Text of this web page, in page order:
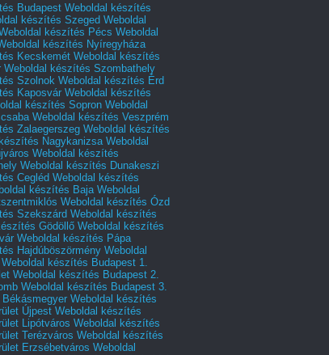
Budapest Weboldal készítés
készítés Szeged Weboldal
készítés Pécs Weboldal
készítés Nyíregyháza
Kecskemét Weboldal készítés
Weboldal készítés Szombathely
Szolnok Weboldal készítés Érd
Kaposvár Weboldal készítés
készítés Sopron Weboldal
Weboldal készítés Veszprém
Zalaegerszeg Weboldal készítés
Nagykanizsa Weboldal
Weboldal készítés
Weboldal készítés Dunakeszi
Cegléd Weboldal készítés
készítés Baja Weboldal
Weboldal készítés Ózd
Szekszárd Weboldal készítés
Gödöllő Weboldal készítés
Weboldal készítés Pápa
Hajdúböszörmény Weboldal
Weboldal készítés Budapest 1.
Weboldal készítés Budapest 2.
Weboldal készítés Budapest 3.
Weboldal készítés
Újpest Weboldal készítés
Lipótváros Weboldal készítés
Terézváros Weboldal készítés
Erzsébetváros Weboldal